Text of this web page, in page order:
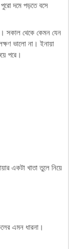
দমে পড়তে বসে
সকাল থেকে কেমন যেন
ভালো না। ইনায়া
পরে।
একটা খাতা তুলে নিয়ে
এমন ধারনা।